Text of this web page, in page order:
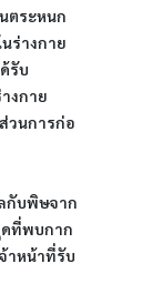
ตระหนก
ร่างกาย
รับ
งกาย
วนการก่อ
กับพิษจาก
ดที่พบกาก
าหน้าที่รับ